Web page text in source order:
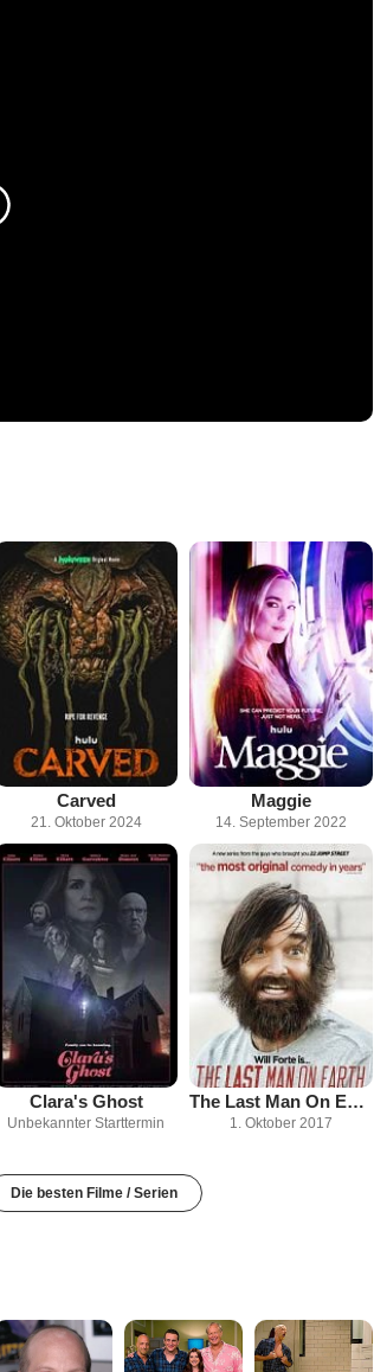
Carved
21. Oktober 2024
Maggie
14. September 2022
Clara's Ghost
Unbekannter Starttermin
The Last Man On Earth
1. Oktober 2017
Die besten Filme / Serien